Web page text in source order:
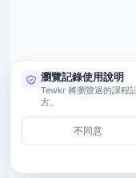
瀏覽記錄使用說明
Tewkr 將瀏覽過的課程
方。
不同意